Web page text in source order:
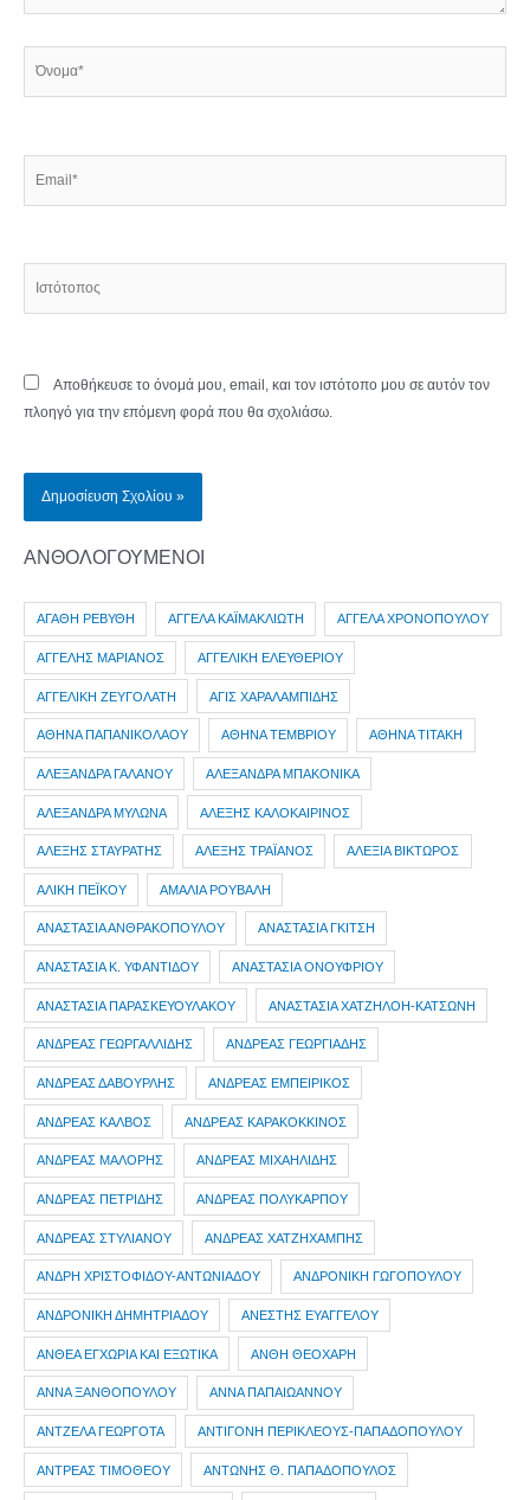
Αποθήκευσε το όνομά μου, email, και τον ιστότοπο μου σε αυτόν τον
πλοηγό για την επόμενη φορά που θα σχολιάσω.
ΑΝΘΟΛΟΓΟΥΜΕΝΟΙ
ΑΓΑΘΗ ΡΕΒΥΘΗ ΑΓΓΕΛΑ ΚΑΪΜΑΚΛΙΩΤΗ ΑΓΓΕΛΑ ΧΡΟΝΟΠΟΥΛΟΥ
ΑΓΓΕΛΗΣ ΜΑΡΙΑΝΟΣ ΑΓΓΕΛΙΚΗ ΕΛΕΥΘΕΡΙΟΥ
ΑΓΓΕΛΙΚΗ ΖΕΥΓΟΛΑΤΗ ΑΓΙΣ ΧΑΡΑΛΑΜΠΙΔΗΣ
ΑΘΗΝΑ ΠΑΠΑΝΙΚΟΛΑΟΥ ΑΘΗΝΑ ΤΕΜΒΡΙΟΥ ΑΘΗΝΑ ΤΙΤΑΚΗ
ΑΛΕΞΑΝΔΡΑ ΓΑΛΑΝΟΥ ΑΛΕΞΑΝΔΡΑ ΜΠΑΚΟΝΙΚΑ
ΑΛΕΞΑΝΔΡΑ ΜΥΛΩΝΑ ΑΛΕΞΗΣ ΚΑΛΟΚΑΙΡΙΝΟΣ
ΑΛΕΞΗΣ ΣΤΑΥΡΑΤΗΣ ΑΛΕΞΗΣ ΤΡΑΪΑΝΟΣ ΑΛΕΞΙΑ ΒΙΚΤΩΡΟΣ
ΑΛΙΚΗ ΠΕΪΚΟΥ ΑΜΑΛΙΑ ΡΟΥΒΑΛΗ
ΑΝΑΣΤΑΣΙΑ ΑΝΘΡΑΚΟΠΟΥΛΟΥ ΑΝΑΣΤΑΣΙΑ ΓΚΙΤΣΗ
ΑΝΑΣΤΑΣΙΑ Κ. ΥΦΑΝΤΙΔΟΥ ΑΝΑΣΤΑΣΙΑ ΟΝΟΥΦΡΙΟΥ
ΑΝΑΣΤΑΣΙΑ ΠΑΡΑΣΚΕΥΟΥΛΑΚΟΥ ΑΝΑΣΤΑΣΙΑ ΧΑΤΖΗΛΟΗ-ΚΑΤΣΩΝΗ
ΑΝΔΡΕΑΣ ΓΕΩΡΓΑΛΛΙΔΗΣ ΑΝΔΡΕΑΣ ΓΕΩΡΓΙΑΔΗΣ
ΑΝΔΡΕΑΣ ΔΑΒΟΥΡΛΗΣ ΑΝΔΡΕΑΣ ΕΜΠΕΙΡΙΚΟΣ
ΑΝΔΡΕΑΣ ΚΑΛΒΟΣ ΑΝΔΡΕΑΣ ΚΑΡΑΚΟΚΚΙΝΟΣ
ΑΝΔΡΕΑΣ ΜΑΛΟΡΗΣ ΑΝΔΡΕΑΣ ΜΙΧΑΗΛΙΔΗΣ
ΑΝΔΡΕΑΣ ΠΕΤΡΙΔΗΣ ΑΝΔΡΕΑΣ ΠΟΛΥΚΑΡΠΟΥ
ΑΝΔΡΕΑΣ ΣΤΥΛΙΑΝΟΥ ΑΝΔΡΕΑΣ ΧΑΤΖΗΧΑΜΠΗΣ
ΑΝΔΡΗ ΧΡΙΣΤΟΦΙΔΟΥ-ΑΝΤΩΝΙΑΔΟΥ ΑΝΔΡΟΝΙΚΗ ΓΩΓΟΠΟΥΛΟΥ
ΑΝΔΡΟΝΙΚΗ ΔΗΜΗΤΡΙΑΔΟΥ ΑΝΕΣΤΗΣ ΕΥΑΓΓΕΛΟΥ
ΑΝΘΕΑ ΕΓΧΩΡΙΑ ΚΑΙ ΕΞΩΤΙΚΑ ΑΝΘΗ ΘΕΟΧΑΡΗ
ΑΝΝΑ ΞΑΝΘΟΠΟΥΛΟΥ ΑΝΝΑ ΠΑΠΑΙΩΑΝΝΟΥ
ΑΝΤΖΕΛΑ ΓΕΩΡΓΟΤΑ ΑΝΤΙΓΟΝΗ ΠΕΡΙΚΛΕΟΥΣ-ΠΑΠΑΔΟΠΟΥΛΟΥ
ΑΝΤΡΕΑΣ ΤΙΜΟΘΕΟΥ ΑΝΤΩΝΗΣ Θ. ΠΑΠΑΔΟΠΟΥΛΟΣ